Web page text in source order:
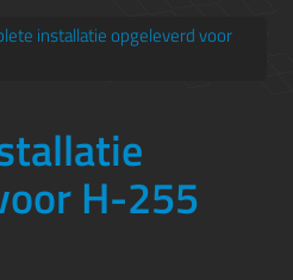
installatie opgeleverd voor
H-255